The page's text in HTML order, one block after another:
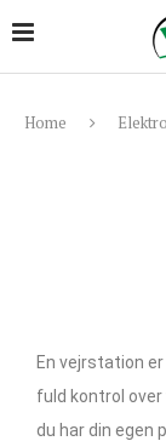
Home
En vejrstation
fuld kontrol
du har din egen